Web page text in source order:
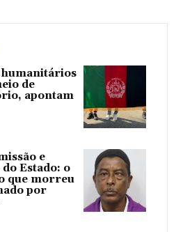
de
apontam
e
Estado: o
que morreu
por